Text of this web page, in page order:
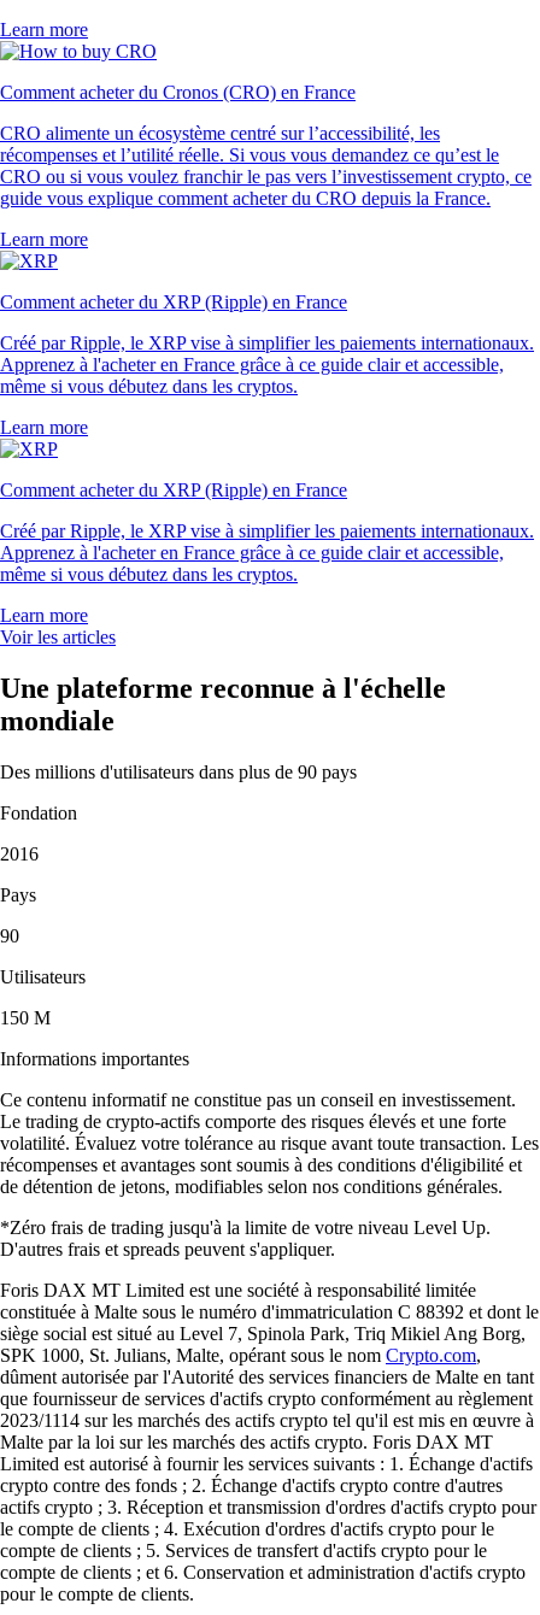
Learn more
Comment acheter du Cronos (CRO) en France
CRO alimente un écosystème centré sur l’accessibilité, les
récompenses et l’utilité réelle. Si vous vous demandez ce qu’est le
CRO ou si vous voulez franchir le pas vers l’investissement crypto, ce
guide vous explique comment acheter du CRO depuis la France.
Learn more
Comment acheter du XRP (Ripple) en France
Créé par Ripple, le XRP vise à simplifier les paiements internationaux.
Apprenez à l'acheter en France grâce à ce guide clair et accessible,
même si vous débutez dans les cryptos.
Learn more
Comment acheter du XRP (Ripple) en France
Créé par Ripple, le XRP vise à simplifier les paiements internationaux.
Apprenez à l'acheter en France grâce à ce guide clair et accessible,
même si vous débutez dans les cryptos.
Learn more
Voir les articles
Une plateforme reconnue à l'échelle
mondiale
Des millions d'utilisateurs dans plus de 90 pays
Fondation
2016
Pays
90
Utilisateurs
150 M
Informations importantes
Ce contenu informatif ne constitue pas un conseil en investissement.
Le trading de crypto-actifs comporte des risques élevés et une forte
volatilité. Évaluez votre tolérance au risque avant toute transaction. Les
récompenses et avantages sont soumis à des conditions d'éligibilité et
de détention de jetons, modifiables selon nos conditions générales.
*Zéro frais de trading jusqu'à la limite de votre niveau Level Up.
D'autres frais et spreads peuvent s'appliquer.
Foris DAX MT Limited est une société à responsabilité limitée
constituée à Malte sous le numéro d'immatriculation C 88392 et dont le
siège social est situé au Level 7, Spinola Park, Triq Mikiel Ang Borg,
SPK 1000, St. Julians, Malte, opérant sous le nom Crypto.com,
dûment autorisée par l'Autorité des services financiers de Malte en tant
que fournisseur de services d'actifs crypto conformément au règlement
2023/1114 sur les marchés des actifs crypto tel qu'il est mis en œuvre à
Malte par la loi sur les marchés des actifs crypto. Foris DAX MT
Limited est autorisé à fournir les services suivants : 1. Échange d'actifs
crypto contre des fonds ; 2. Échange d'actifs crypto contre d'autres
actifs crypto ; 3. Réception et transmission d'ordres d'actifs crypto pour
le compte de clients ; 4. Exécution d'ordres d'actifs crypto pour le
compte de clients ; 5. Services de transfert d'actifs crypto pour le
compte de clients ; et 6. Conservation et administration d'actifs crypto
pour le compte de clients.